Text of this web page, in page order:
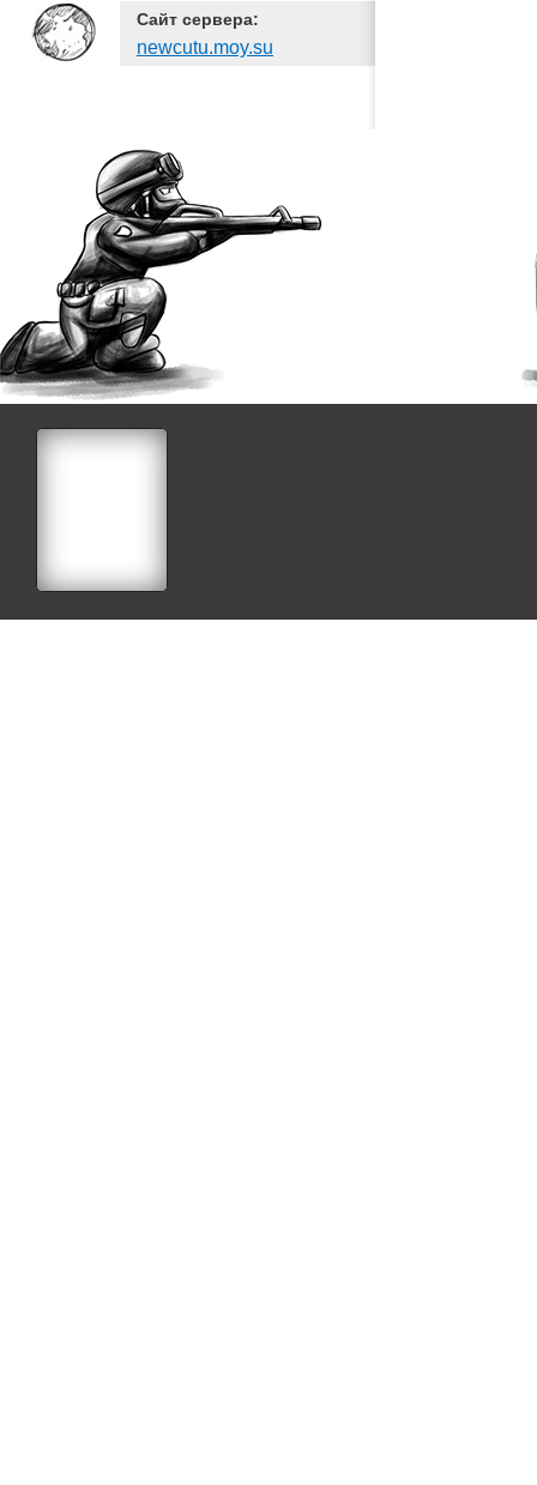
Сайт сервера:
newcutu.moy.su